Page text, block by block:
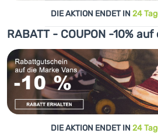
DIE AKTION ENDET IN 24
RABATT - COUPON -10%
DIE AKTION ENDET IN 24